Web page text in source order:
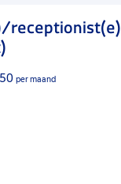
receptionist(e)
per maand